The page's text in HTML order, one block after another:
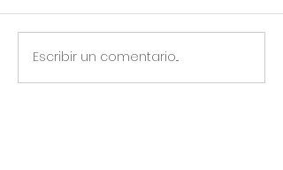
Diplomado de
Fotografía
Escribir un comentario...